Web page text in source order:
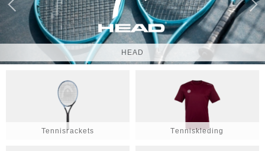
HEAD
Tennisrackets Tenniskleding